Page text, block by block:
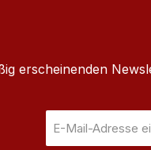
erscheinenden
Mail-